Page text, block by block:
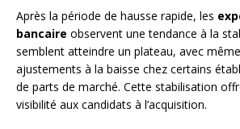
Après la période de hausse rapide, les
bancaire observent une tendance à la
semblent atteindre un plateau, avec
ajustements à la baisse chez certains
de parts de marché. Cette stabilisation
visibilité aux candidats à l’acquisition.